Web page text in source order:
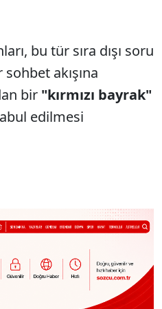
bu tür sıra dışı soru
akışına
bir "kırmızı bayrak"
edilmesi